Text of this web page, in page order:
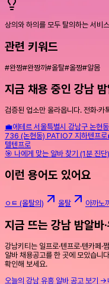
상의와 하의를 모두 탈의하는 서비
관련 키워드
#완짱#완짱까#올탈#올짱#알몸
지금 채용 중인 강남
검증된 업소만 올라옵니다. 전화·
💼에테르 서울특별시 강남구 논현
736 (논현동) PATIO7 지하텐프로
텔텐프로
🎯 나에게 맞는 알바 찾기 (1분 진단)
이런 용어도 있어요
ㅇㅌ (올탈의) 올탈 아까노끼
지금 뜨는 강남 밤알바
강남키티는 일프로·텐프로·텐카페
알바 채용공고를 한 곳에 모았습니
확인해 보세요.
오늘의 강남 유흥 알바 공고 보기 →